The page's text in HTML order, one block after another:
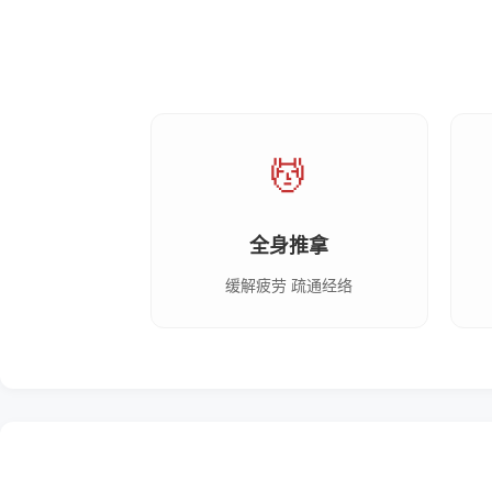
💆
全身推拿
缓解疲劳 疏通经络